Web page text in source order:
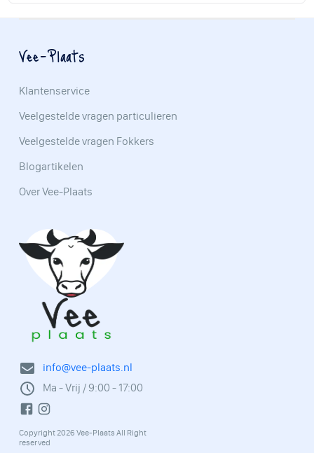
info@vee-plaats.nl
Ma - Vrij / 9:00 - 17:00
Copyright 2026 Vee-Plaats All Right
reserved
Vee-Plaats
Klantenservice
Veelgestelde vragen particulieren
Veelgestelde vragen Fokkers
Blogartikelen
Over Vee-Plaats